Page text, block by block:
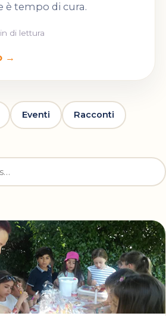
è tempo di cura.
di lettura
→
Eventi Racconti